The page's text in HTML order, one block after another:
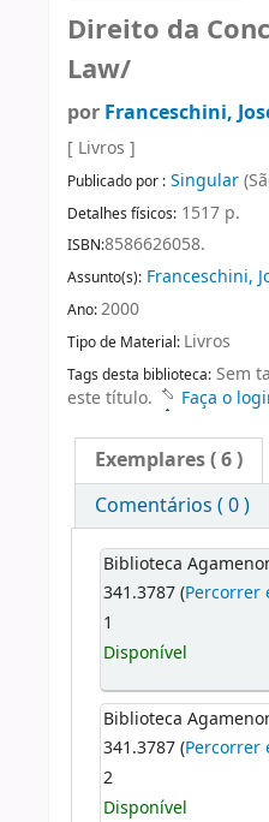
Direito da
Law/
por Franceschini,
[ Livros ]
Publicado por : Singular
Detalhes físicos: 1517 p.
ISBN:8586626058.
Assunto(s): Franceschini,
Ano:2000
Tipo de Material: Livros
Tags desta biblioteca: Sem
este título.
Faça o
Exemplares( 6 )
Comentários ( 0 )
Biblioteca
341.3787 (Percorrer
1
Disponível
Biblioteca
341.3787 (Percorrer
2
Disponível